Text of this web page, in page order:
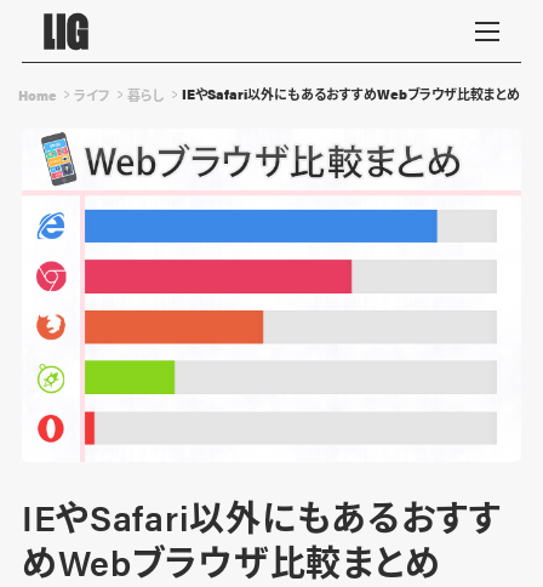
Home ライフ 暮らし IEやSafari以外にもあるおすすめWebブラウザ比較まとめ
IEやSafari以外にもあるおすす
めWebブラウザ比較まとめ